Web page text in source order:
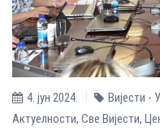
4. јун 2024. Вијести -
Aктуелности, Све Вијести,